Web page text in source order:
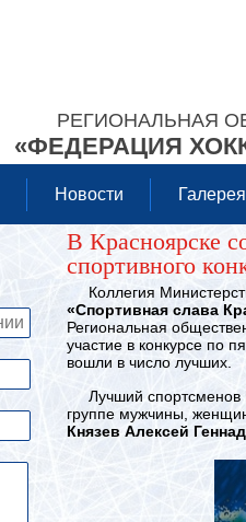
РЕГИОНАЛЬНАЯ
«ФЕДЕРАЦИЯ
Новости Галерея
В Красноярске
спортивного
Коллегия
«Спортивная слава
Региональная
участие в конкурсе по
вошли в число лучших.
Лучший спортсменов
группе мужчины,
Князев Алексей